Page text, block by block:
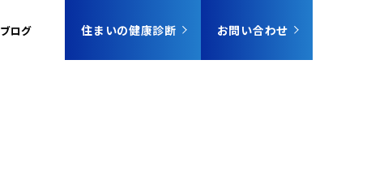
ブログ 住まいの健康診断 お問い合わせ